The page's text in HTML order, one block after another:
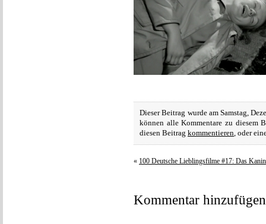
Dieser Beitrag wurde am Samstag,
können alle Kommentare zu diesem
diesen Beitrag kommentieren, oder
« 100 Deutsche Lieblingsfilme #17: Das
Kommentar hinzufügen